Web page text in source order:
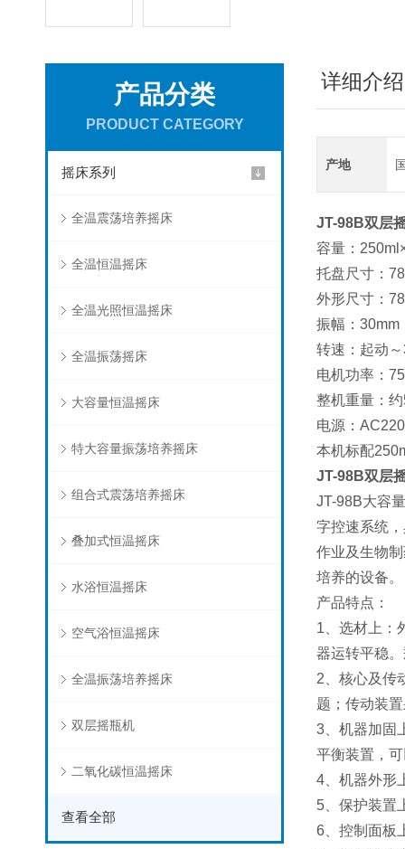
产品分类
PRODUCT CATEGORY
摇床系列
全温震荡培养摇床
全温恒温摇床
全温光照恒温摇床
全温振荡摇床
大容量恒温摇床
特大容量振荡培养摇床
组合式震荡培养摇床
叠加式恒温摇床
水浴恒温摇床
空气浴恒温摇床
全温振荡培养摇床
双层摇瓶机
二氧化碳恒温摇床
查看全部
详细介绍
产地
JT-98B双层
容量：
托盘尺寸：
外形尺寸：
振幅：30mm
转速：起动
电机功率：
整机重量：
电源：
本机标配
JT-98B双层
JT-98B大容
字控速系统
作业及生物
培养的设备。
产品特点：
1、选材上：
器运转平稳
2、核心及传
题；传动装
3、机器加固
平衡装置，
4、机器外形
5、保护装置
6、控制面板